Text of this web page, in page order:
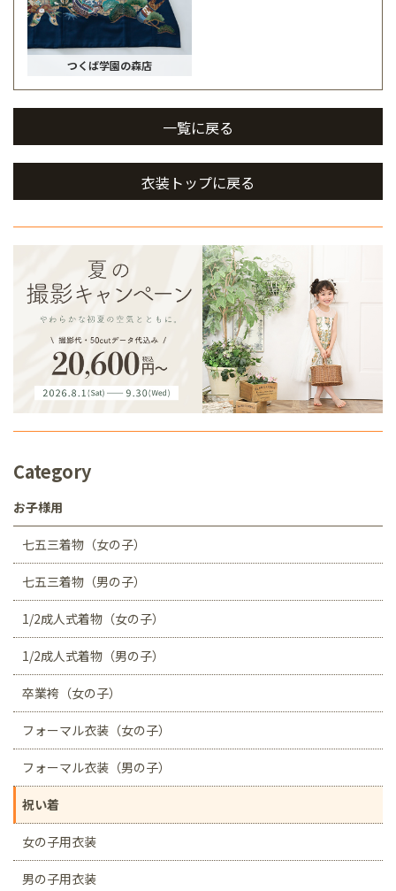
つくば学園の森店
一覧に戻る
衣装トップに戻る
Category
お子様用
七五三着物（女の子）
七五三着物（男の子）
1/2成人式着物（女の子）
1/2成人式着物（男の子）
卒業袴（女の子）
フォーマル衣装（女の子）
フォーマル衣装（男の子）
祝い着
女の子用衣装
男の子用衣装